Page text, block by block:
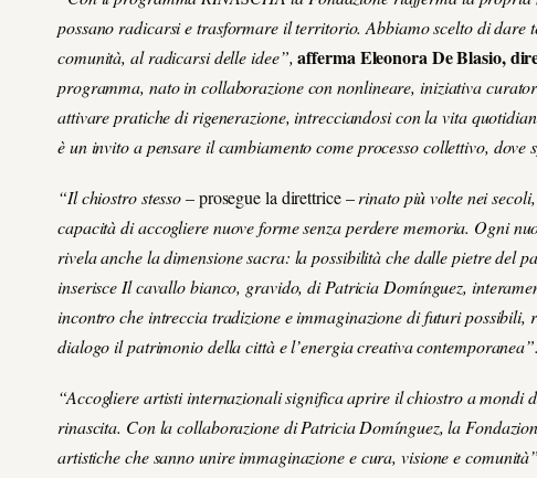
possano radicarsi e trasformare il territorio. Abbiamo scelto di
comunità, al radicarsi delle idee”, afferma Eleonora De Blasio,
programma, nato in collaborazione connonlineare, iniziativa
attivare pratiche di rigenerazione, intrecciandosi con la vita
è un invito a pensare il cambiamento come processo collettivo, dove
“Il chiostro stesso– prosegue la direttrice –rinato più volte nei
capacità di accogliere nuove forme senza perdere memoria. Ogni
rivela anche la dimensione sacra: la possibilità che dalle pietre del
inserisceIl cavallo bianco, gravido, di Patricia Domínguez,
incontro che intreccia tradizione e immaginazione di futuri possibili,
dialogo il patrimonio della città e l’energia creativa contemporanea”.
“Accogliere artisti internazionali significa aprire il chiostro a mondi
rinascita. Con la collaborazione di Patricia Domínguez, la
artistiche che sanno unire immaginazione e cura, visione e